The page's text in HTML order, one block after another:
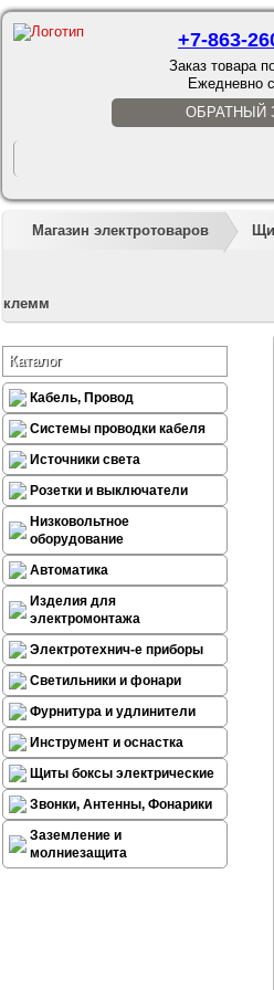
+7-863-
Заказ товара
Ежедневно
ОБРАТНЫЙ
Магазин электротоваров
клемм
Каталог
Кабель, Провод
Системы проводки кабеля
Источники света
Розетки и выключатели
Низковольтное
оборудование
Автоматика
Изделия для
электромонтажа
Электротехнич-е приборы
Светильники и фонари
Фурнитура и удлинители
Инструмент и оснастка
Щиты боксы электрические
Звонки, Антенны, Фонарики
Заземление и
молниезащита